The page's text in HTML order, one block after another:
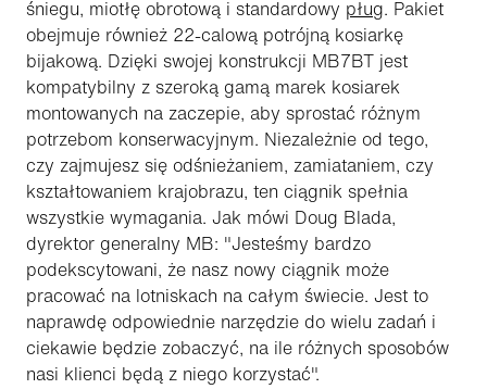
śniegu, miotłę obrotową i standardowy pług. Pakiet
obejmuje również 22-calową potrójną kosiarkę
bijakową. Dzięki swojej konstrukcji MB7BT jest
kompatybilny z szeroką gamą marek kosiarek
montowanych na zaczepie, aby sprostać różnym
potrzebom konserwacyjnym. Niezależnie od tego,
czy zajmujesz się odśnieżaniem, zamiataniem, czy
kształtowaniem krajobrazu, ten ciągnik spełnia
wszystkie wymagania. Jak mówi Doug Blada,
dyrektor generalny MB: "Jesteśmy bardzo
podekscytowani, że nasz nowy ciągnik może
pracować na lotniskach na całym świecie. Jest to
naprawdę odpowiednie narzędzie do wielu zadań i
ciekawie będzie zobaczyć, na ile różnych sposobów
nasi klienci będą z niego korzystać".